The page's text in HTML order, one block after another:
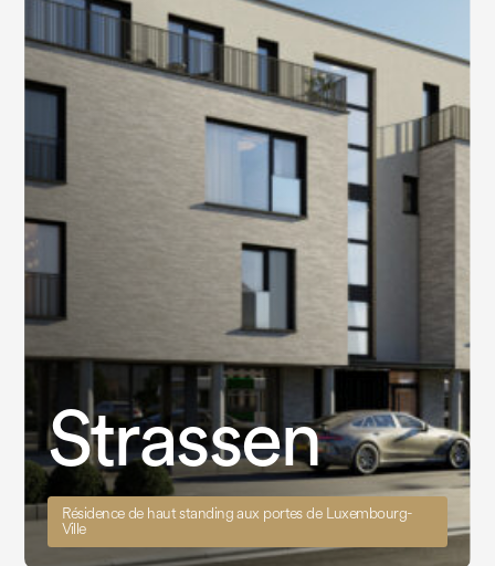
Strassen
Résidence de haut standing aux portes de Luxembourg-
Ville